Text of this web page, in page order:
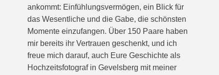
ankommt: Einfühlungsvermögen, ein Blick für
das Wesentliche und die Gabe, die schönsten
Momente einzufangen. Über 150 Paare haben
mir bereits ihr Vertrauen geschenkt, und ich
freue mich darauf, auch Eure Geschichte als
Hochzeitsfotograf in Gevelsberg mit meiner